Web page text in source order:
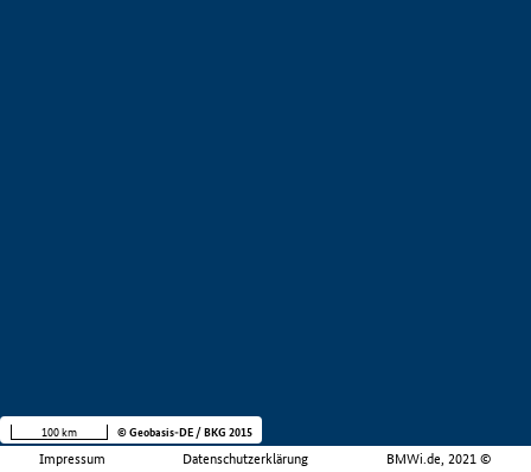
Impressum Datenschutzerklärung BMWi.de, 2021 ©
100 km © Geobasis-DE / BKG 2015